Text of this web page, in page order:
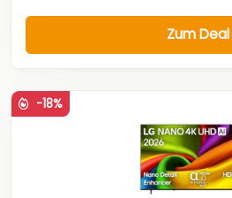
Zum Deal
-18%